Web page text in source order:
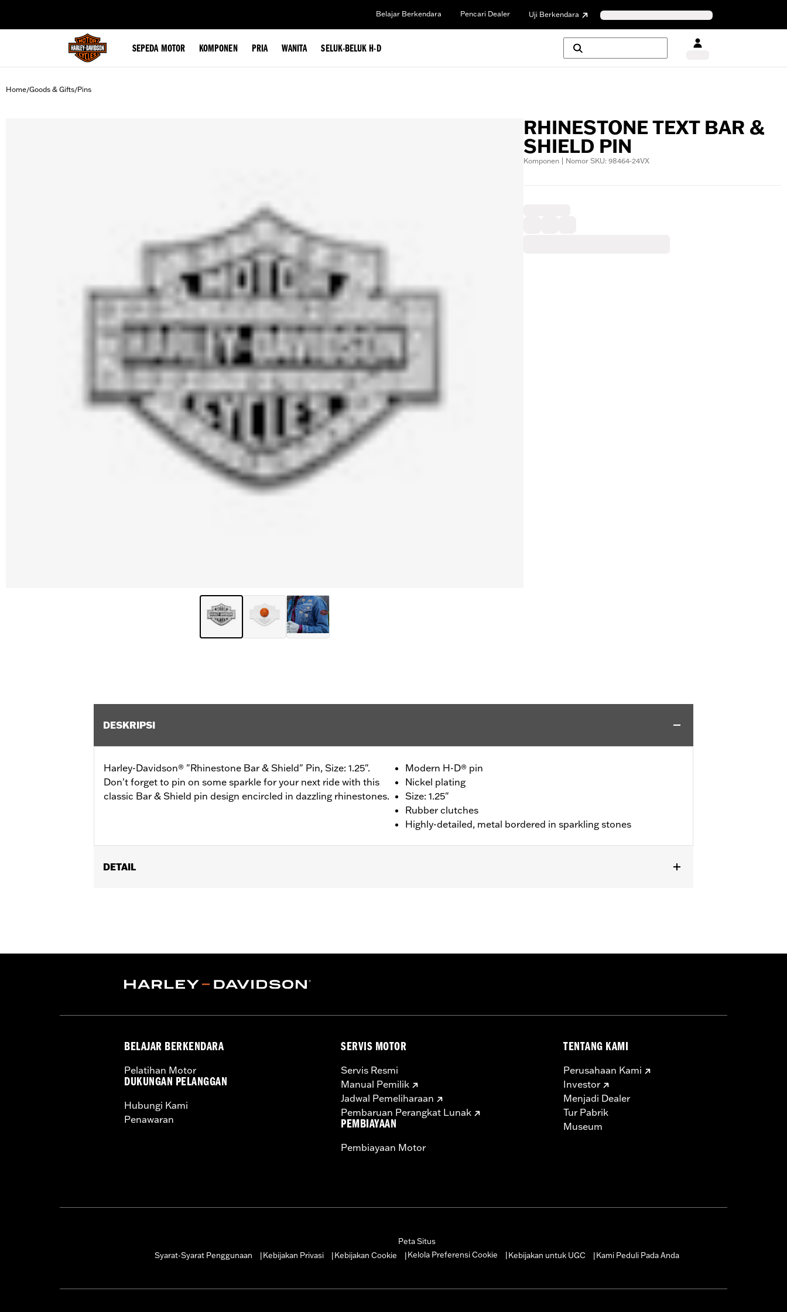
Belajar Berkendara Pencari Dealer Uji Berkendara
SEPEDA MOTOR KOMPONEN PRIA WANITA SELUK-BELUK H-D
Home/Goods & Gifts/Pins
RHINESTONE TEXT BAR &
SHIELD PIN
Komponen | Nomor SKU: 98464-24VX
DESKRIPSI
Harley-Davidson® "Rhinestone Bar & Shield" Pin, Size: 1.25".
Don't forget to pin on some sparkle for your next ride with this
classic Bar & Shield pin design encircled in dazzling rhinestones.
Modern H-D® pin
Nickel plating
Size: 1.25"
Rubber clutches
Highly-detailed, metal bordered in sparkling stones
DETAIL
BELAJAR BERKENDARA
Pelatihan Motor
DUKUNGAN PELANGGAN
Hubungi Kami
Penawaran
SERVIS MOTOR
Servis Resmi
Manual Pemilik
Jadwal Pemeliharaan
Pembaruan Perangkat Lunak
PEMBIAYAAN
Pembiayaan Motor
TENTANG KAMI
Perusahaan Kami
Investor
Menjadi Dealer
Tur Pabrik
Museum
Peta Situs
Syarat-Syarat Penggunaan
Kebijakan Privasi Kebijakan Cookie Kelola Preferensi Cookie Kebijakan untuk UGC Kami Peduli Pada Anda